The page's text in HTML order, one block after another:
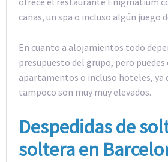
cañas, un spa o incluso algún juego
En cuanto a alojamientos todo
presupuesto del grupo, pero
apartamentos o incluso hoteles, ya
tampoco son muy muy elevados.
Despedidas de
soltera en